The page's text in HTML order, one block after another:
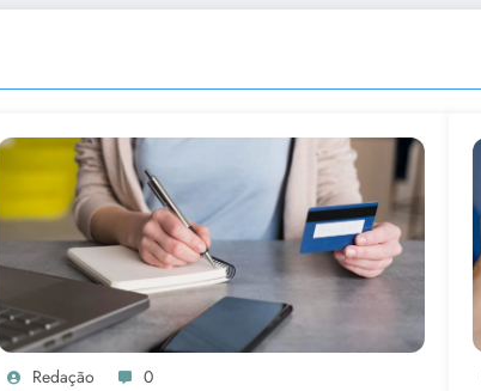
Redação 0